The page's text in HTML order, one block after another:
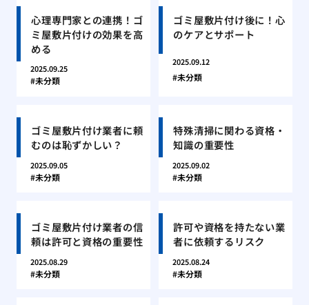
心理専門家との連携！ゴ
ミ屋敷片付けの効果を高
める
2025.09.25
未分類
ゴミ屋敷片付け後に！心
のケアとサポート
2025.09.12
未分類
ゴミ屋敷片付け業者に頼
むのは恥ずかしい？
2025.09.05
未分類
特殊清掃に関わる資格・
知識の重要性
2025.09.02
未分類
ゴミ屋敷片付け業者の信
頼は許可と資格の重要性
2025.08.29
未分類
許可や資格を持たない業
者に依頼するリスク
2025.08.24
未分類